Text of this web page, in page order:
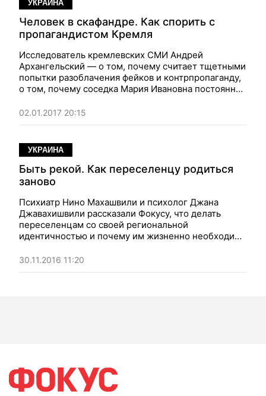
УКРАИНА
Человек в скафандре. Как спорить с
пропагандистом Кремля
Исследователь кремлевских СМИ Андрей
Архангельский — о том, почему считает тщетными
попытки разоблачения фейков и контрпропаганду,
о том, почему соседка Мария Ивановна постоянно
02.01.2017 20:15
УКРАИНА
Быть рекой. Как переселенцу родиться
заново
Психиатр Нино Махашвили и психолог Джана
Джавахишвили рассказали Фокусу, что делать
переселенцам со своей региональной
идентичностью и почему им жизненно необходимо
30.11.2016 11:20